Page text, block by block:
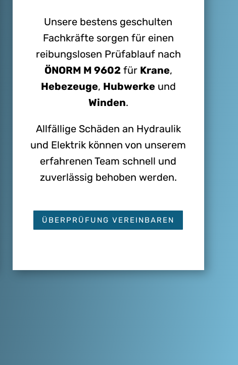
Unsere bestens geschulten
Fachkräfte sorgen für einen
reibungslosen Prüfablauf nach
ÖNORM M 9602für Krane,
Hebezeuge, Hubwerkeund
Winden.
Allfällige Schäden an Hydraulik
und Elektrik können von unserem
erfahrenen Team schnell und
zuverlässig behoben werden.
ÜBERPRÜFUNG VEREINBAREN